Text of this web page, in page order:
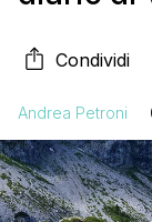
Condividi
Andrea Petroni